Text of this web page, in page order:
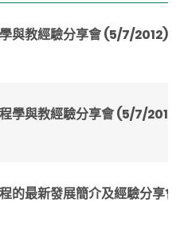
與教經驗分享會 (5/7/2012)
學與教經驗分享會 (5/7/
的最新發展簡介及經驗分享